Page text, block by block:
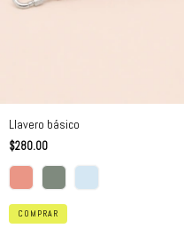
Llavero básico
$280.00
COMPRAR